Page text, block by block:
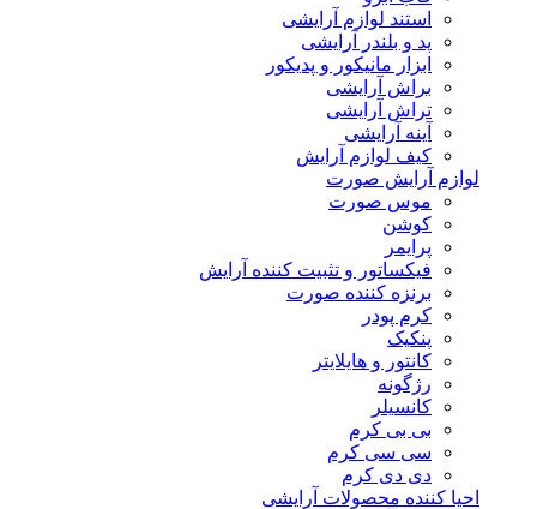
استند لوازم آرایشی
پد و بلندر آرایشی
ابزار مانیکور و پدیکور
براش آرایشی
تراش آرایشی
آینه آرایشی
کیف لوازم آرایش
لوازم آرایش صورت
موس صورت
کوشن
پرایمر
فیکساتور و تثبیت کننده آرایش
برنزه کننده صورت
کرم پودر
پنکیک
کانتور و هایلایتر
رژگونه
کانسیلر
بی بی کرم
سی سی کرم
دی دی کرم
احیا کننده محصولات آرایشی